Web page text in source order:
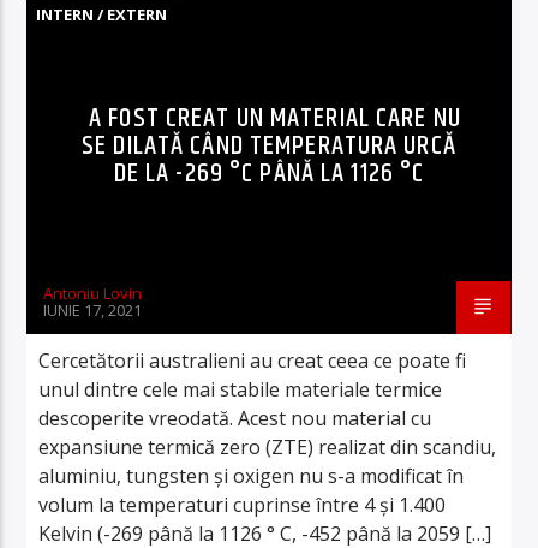
INTERN / EXTERN
A FOST CREAT UN MATERIAL CARE NU
SE DILATĂ CÂND TEMPERATURA URCĂ
DE LA -269 °C PÂNĂ LA 1126 °C
Antoniu Lovin
IUNIE 17, 2021
Cercetătorii australieni au creat ceea ce poate fi
unul dintre cele mai stabile materiale termice
descoperite vreodată. Acest nou material cu
expansiune termică zero (ZTE) realizat din scandiu,
aluminiu, tungsten și oxigen nu s-a modificat în
volum la temperaturi cuprinse între 4 și 1.400
Kelvin (-269 până la 1126 ° C, -452 până la 2059 […]